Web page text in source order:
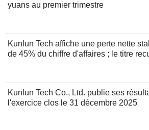
yuans au premier trimestre
Kunlun Tech affiche une perte nette
de 45% du chiffre d'affaires ; le titre
Kunlun Tech Co., Ltd. publie ses
l'exercice clos le 31 décembre 2025